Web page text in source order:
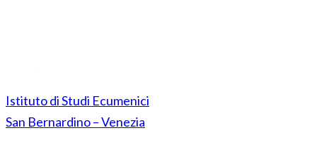
Istituto di Studi Ecumenici
San Bernardino – Venezia